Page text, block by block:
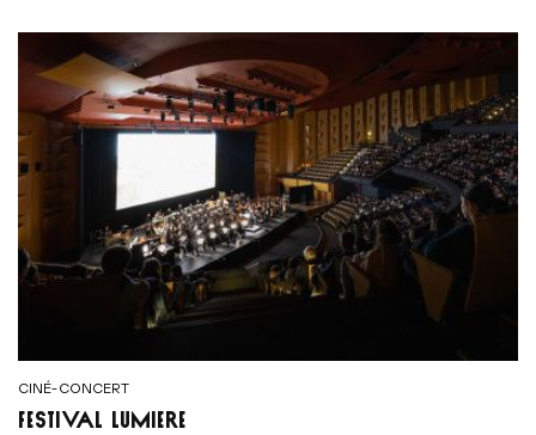
CINÉ-CONCERT
FESTIVAL LUMIÈRE